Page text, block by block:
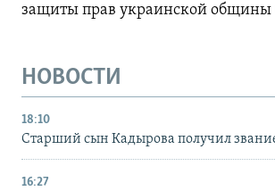
защиты прав украинской
НОВОСТИ
18:10
Старший сын Кадырова получил
16:27